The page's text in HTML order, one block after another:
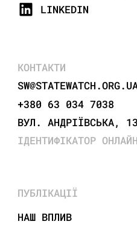
LINKEDIN
КОНТАКТИ
+380 63 034 7038
ВУЛ. АНДРІЇВСЬКА,
ІДЕНТИФІКАТОР
ПУБЛІКАЦІЇ
НАШ ВПЛИВ